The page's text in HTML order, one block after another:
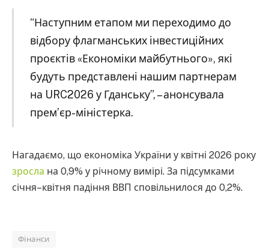
“Наступним етапом ми переходимо до
відбору флагманських інвестиційних
проєктів «Економіки майбутнього», які
будуть представлені нашим партнерам
на URC2026 у Гданську”, – анонсувала
прем’єр-міністерка.
Нагадаємо, що економіка України у квітні 2026 року
зросла на 0,9% у річному вимірі. За підсумками
січня–квітня падіння ВВП сповільнилося до 0,2%.
Фінанси